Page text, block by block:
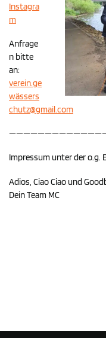
Instagra
m
Anfrage
n bitte
an:
verein.ge
wässers
chutz@gmail.com
Impressum unter der o.g.
Adios, Ciao Ciao und
Dein Team MC